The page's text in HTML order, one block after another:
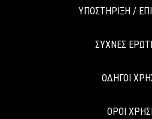
ΥΠΟΣΤΗΡΙΞΗ /
ΣΥΧΝΕΣ
ΟΔΗΓΟΙ
ΟΡΟΙ